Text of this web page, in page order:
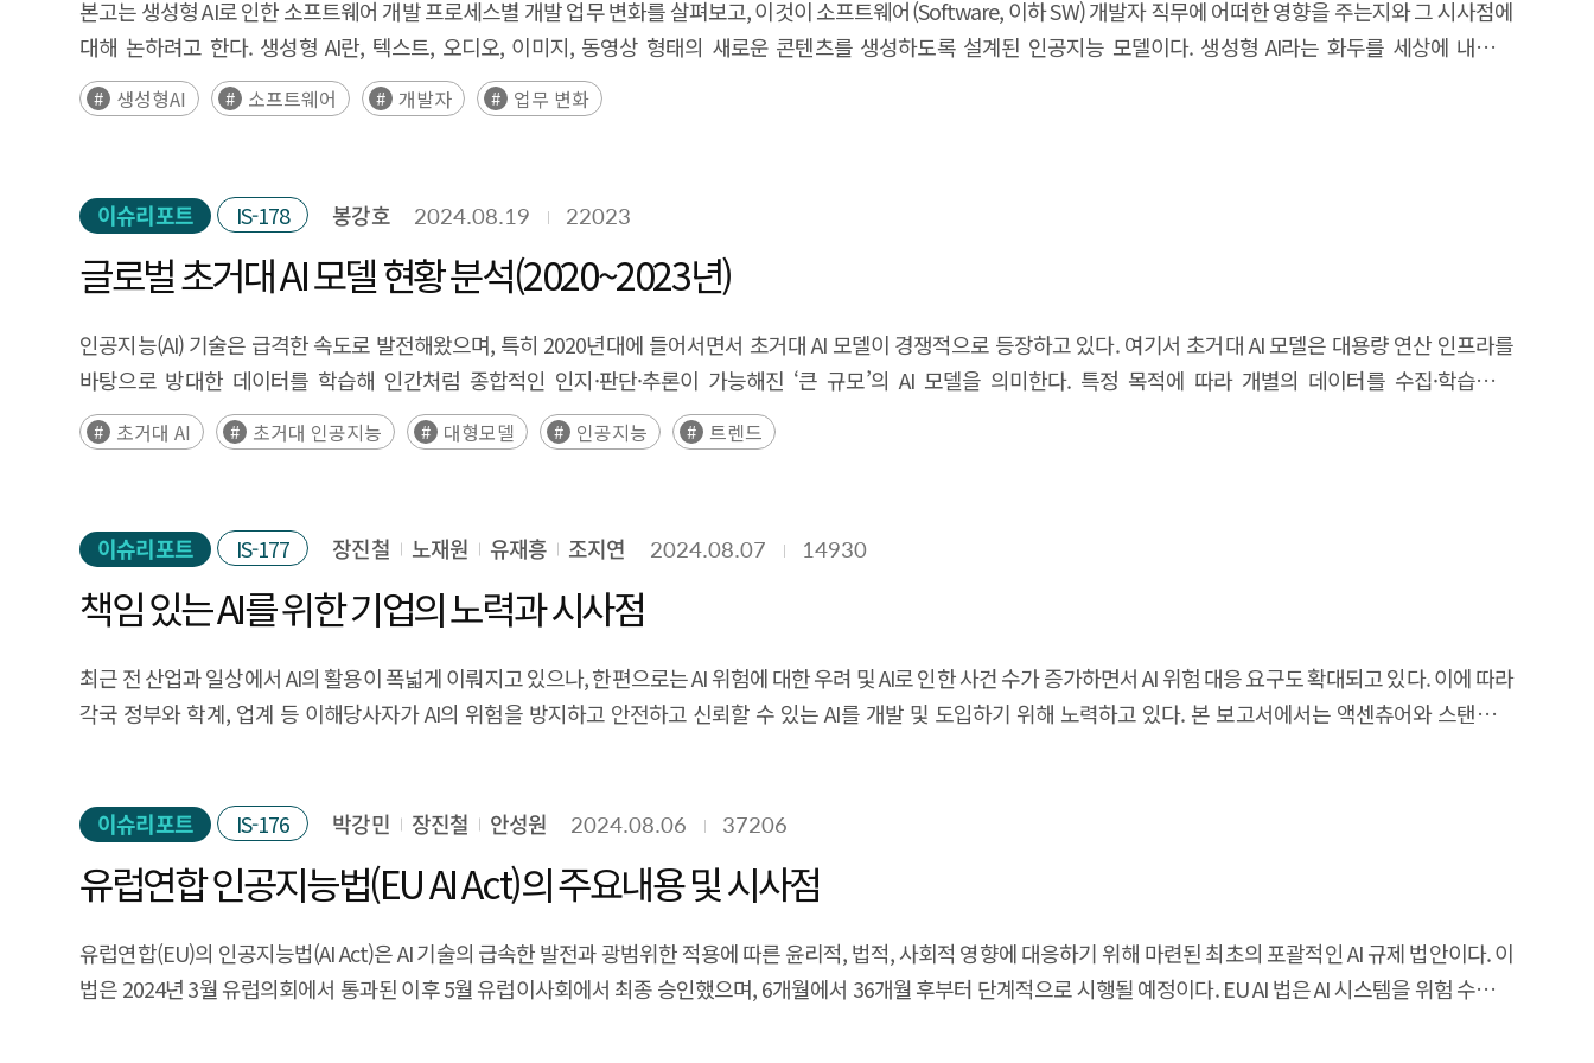
such as financial aid, technology infrastructure, and talent development but also establish tailored support policies according to each company’s type of digital
transformation. For small and medium-sized enterprises in the DX Preparedness Group, a digital transformation boost-up program that provides joint data
centers and new technology experience spaces is necessary. For the Technology-driven DX Development Group, support for technology development through
industry-academia-research cooperation and matching with large enterprises is required. The New Technology-utilizing DX Development Group needs tailored
formulation of tailored strategies based on the purpose, approach, and expected outcomes of GovTech implementation.
본고는 생성형 AI로 인한 소프트웨어 개발 프로세스별 개발 업무 변화를 살펴보고, 이것이 소프트웨어(Software, 이하 SW) 개발자 직무에 어떠한 영향을 주는지와 그 시사점에
대해 논하려고 한다. 생성형 AI란, 텍스트, 오디오, 이미지, 동영상 형태의 새로운 콘텐츠를 생성하도록 설계된 인공지능 모델이다. 생성형 AI라는 화두를 세상에 내놓은
OpenAI사의 ChatGPT는 지금까지 출시된 애플리케이션 중 가장 빠른 속도로 이용자 수가 늘어나고 있다. 이러한 경향은 생성형 AI의 활용이 업무 효율성을 향상할 것으로
기대되기 때문이며, 특히 개발환경의 변화로 인해 개발자의 역할 또한 변화할 것으로 전망된다. SW 개발은 SW 요구분석, 설계, 구현 및 시험 등의 복잡한 프로세스로 구성되어
자동완성, 주석 작성, 코드 번역, 리버스 엔지니어링 등이 가능하다. SW 시험은 시간이 많이 소요되고 반복적인 업무가 많아, 생성형 AI 활용에 가장 효과적인 단계이다. 반면에
고객과의 커뮤니케이션이 중요한 SW 요구분석 단계와 최신 기술을 포함한 복잡한 기술을 연계하여 수행해야 하는 SW 설계 단계는 생성형 AI의 활용이 쉽지 않다. 전반적으로
생성형 AI 개발도구의 활용은 개발자의 생산성 향상에 효과가 있으나, 개발 단계, 개발하는 제품이나 서비스의 종류, 개발자의 수준 등에 따라 생성형 AI의 활용 방법 및 효과의
차이가 큰 것으로 분석되었다. 개발도구로써 생성형 AI의 활용은 초급개발자보다 생성형 AI 환각에 의한 잘못된 정보를 빠르게 판단할 수 있는 중급개발자의 생산성을 더 높이는
것으로 확인되었다. 반면에 초급개발자는 생성형 AI를 프로그램 언어 학습에 유용하게 활용할 수 있으며, 초급개발자 수준이 빠르게 높아질 것으로 예측된다. SW개발자의
작업에서 생성형 AI의 영향을 받는 작업은 일부분이다. 개발자 직무를 수행하기 위해서는 데이터 분석, SW 및 DB 설계, 시스템 결정 및 성능 개선 등 개발 관련 기술 업무
이외에도, 동료와 업무 협의, 이슈 해결 등의 소프트스킬이 필요한 작업이 있어 개발자 업무와 개발 생산성에 대한 생성형 AI의 영향 정도를 정량적으로 파악하기는 어렵다.
Executive Summary In this article, we'll take a look at how generative AI is changing the development process and discuss the implications for developer jobs.
is because it is expected to improve work efficiency, and the role of developers is also expected to change due to changes in the development environment. SW
developers' work is not as large as expected because it is a difficult task to formalize that requires consideration of various factors such as the customer's
development environment, performance and security requirements, and maintainability. Generative AI can be used for SW implementation and SW testing
tools is effective in improving developers' productivity, but there are large differences in how generative AI is used and its effectiveness depending on the
development stage, the type of product or service being developed, and the level of developers. Only a small part of a SW developer's work is affected by
generative AI. In addition to technical tasks related to development, such as data analysis, SW and DB design, system performance improvement, developers also
need soft skills, such as collaborating with colleagues, so it is difficult to quantify the extent of the impact of generative AI on developer work and development
productivity. In order to prepare for the era of generative AI, it is necessary to prepare a strategy for using generative AI that is categorized by developer level and
review the scale of developer training considering the impact of generative AI by job function. It is also urgent to strengthen basic AI ethics education so that
생성형AI 소프트웨어 개발자 업무 변화
이슈리포트 IS-178 봉강호 2024.08.19 22023
글로벌 초거대 AI 모델 현황 분석(2020~2023년)
인공지능(AI) 기술은 급격한 속도로 발전해왔으며, 특히 2020년대에 들어서면서 초거대 AI 모델이 경쟁적으로 등장하고 있다. 여기서 초거대 AI 모델은 대용량 연산 인프라를
바탕으로 방대한 데이터를 학습해 인간처럼 종합적인 인지·판단·추론이 가능해진 ‘큰 규모’의 AI 모델을 의미한다. 특정 목적에 따라 개별의 데이터를 수집·학습하여
만들어지는 기존의 일반 AI는 학습된 과업(task)에 한하여 수행이 가능한 반면, 초거대 AI는 더욱 복잡하고 광범위한 분야에서 과업을 수행할 수 있다. 본고에서는 2020년부터
2023년까지 전 세계에 출시된 초거대 AI 모델 현황을 분석하고, 글로벌 기술 동향과 트렌드를 살펴보았다. 구체적으로, 미국 민간 연구단체인 ‘EPOCH AI’가 최근 업데이트
초거대 AI 초거대 인공지능 대형모델 인공지능 트렌드
이슈리포트 IS-177 장진철 노재원 유재흥 조지연 2024.08.07 14930
책임 있는 AI를 위한 기업의 노력과 시사점
최근 전 산업과 일상에서 AI의 활용이 폭넓게 이뤄지고 있으나, 한편으로는 AI 위험에 대한 우려 및 AI로 인한 사건 수가 증가하면서 AI 위험 대응 요구도 확대되고 있다. 이에 따라
각국 정부와 학계, 업계 등 이해당사자가 AI의 위험을 방지하고 안전하고 신뢰할 수 있는 AI를 개발 및 도입하기 위해 노력하고 있다. 본 보고서에서는 액센츄어와 스탠퍼드
보안, 투명성 및 설명 가능성, 공정성 등 책임 있는 AI의 요인별 대응을 추진하고 있으며, 개인정보 보호 및 데이터 거버넌스 측면의 대응 수준이 가장 높게 진단되었다. 그러나, AI
기업별 사례 조사 결과, 주요 기업들은 AI 모델의 평가와 개발·배포 여부에 대한 의사결정을 할 수 있는 전담 조직을 설립하고, 전담 조직에 의해 AI의 위험성을 정의하고
체계를 도입하고 있다. 글로벌 조사와 유사하게, 공정성 부문은 제도적인 가이드라인 수준으로 기업의 실질적인 조치가 미흡한 상황으로 향후 개선이 필요하다. 본 보고서의
결과는 각국 정부가 AI 규제에 관한 논의와 실행을 본격화되는 가운데, 기업들이 전담 조직을 구축하고, AI 안전 프레임워크를 수립 및 준수함으로써 책임 있는 AI를 정착시키기
이슈리포트 IS-176 박강민 장진철 안성원 2024.08.06 37206
유럽연합 인공지능법(EU AI Act)의 주요내용 및 시사점
유럽연합(EU)의 인공지능법(AI Act)은 AI 기술의 급속한 발전과 광범위한 적용에 따른 윤리적, 법적, 사회적 영향에 대응하기 위해 마련된 최초의 포괄적인 AI 규제 법안이다. 이
법은 2024년 3월 유럽의회에서 통과된 이후 5월 유럽이사회에서 최종 승인했으며, 6개월에서 36개월 후부터 단계적으로 시행될 예정이다. EU AI 법은 AI 시스템을 위험 수준에